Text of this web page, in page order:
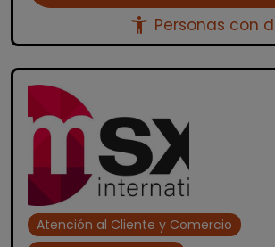
accessibility_new Personas con
Atención al Cliente y Comercio